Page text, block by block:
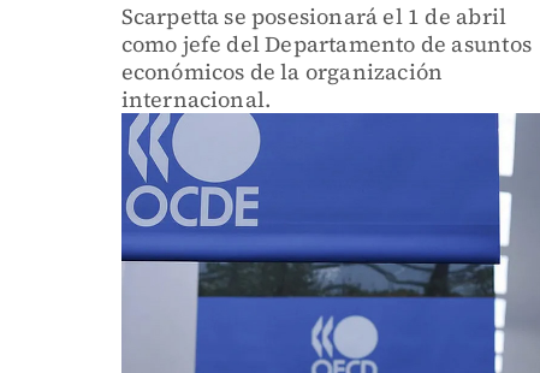
Scarpetta se posesionará el 1 de abril
como jefe del Departamento de asuntos
económicos de la organización
internacional.